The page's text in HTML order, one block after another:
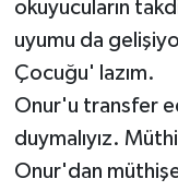
okuyucuların
uyumu da
Çocuğu' lazım.
Onur'u transfer
duymalıyız.
Onur'dan